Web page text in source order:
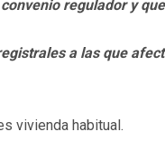
regulador y
a las que
vivienda habitual.